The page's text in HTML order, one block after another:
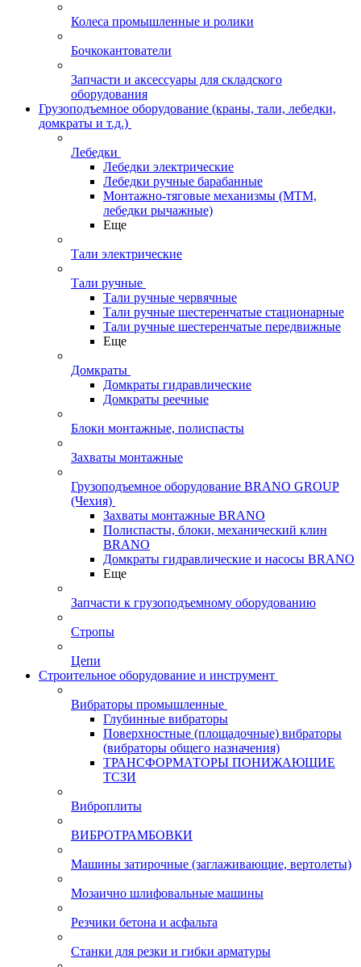
Колеса промышленные и ролики
Бочкокантователи
Запчасти и аксессуары для складского
оборудования
Грузоподъемное оборудование (краны, тали, лебедки,
домкраты и т.д.)
Лебедки
Лебедки электрические
Лебедки ручные барабанные
Монтажно-тяговые механизмы (МТМ,
лебедки рычажные)
Еще
Тали электрические
Тали ручные
Тали ручные червячные
Тали ручные шестеренчатые стационарные
Тали ручные шестеренчатые передвижные
Еще
Домкраты
Домкраты гидравлические
Домкраты реечные
Блоки монтажные, полиспасты
Захваты монтажные
Грузоподъемное оборудование BRANO GROUP
(Чехия)
Захваты монтажные BRANO
Полиспасты, блоки, механический клин
BRANO
Домкраты гидравлические и насосы BRANO
Еще
Запчасти к грузоподъемному оборудованию
Стропы
Цепи
Строительное оборудование и инструмент
Вибраторы промышленные
Глубинные вибраторы
Поверхностные (площадочные) вибраторы
(вибраторы общего назначения)
ТРАНСФОРМАТОРЫ ПОНИЖАЮЩИЕ
ТСЗИ
Виброплиты
ВИБРОТРАМБОВКИ
Машины затирочные (заглаживающие, вертолеты)
Мозаично шлифовальные машины
Резчики бетона и асфальта
Станки для резки и гибки арматуры